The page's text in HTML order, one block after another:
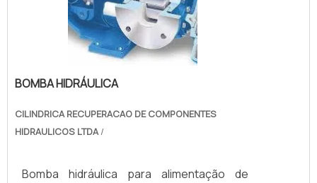
BOMBA HIDRÁULICA
CILINDRICA RECUPERACAO DE COMPONENTES
HIDRAULICOS LTDA/
Bomba hidráulica para alimentação de